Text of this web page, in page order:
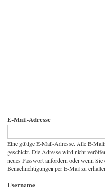
E-Mail-Adresse
Eine gültige E-Mail-Adresse. Alle E-
geschickt. Die Adresse wird nicht
neues Passwort anfordern oder wenn
Benachrichtigungen per E-Mail zu
Username